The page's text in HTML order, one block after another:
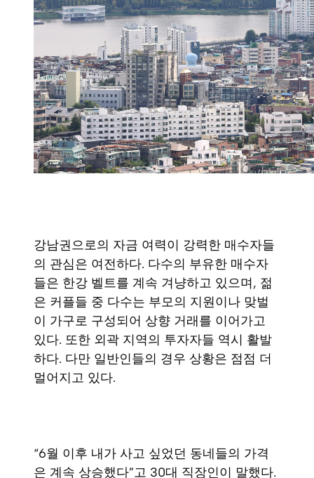
강남권으로의 자금 여력이 강력한 매수자들
의 관심은 여전하다. 다수의 부유한 매수자
들은 한강 벨트를 계속 겨냥하고 있으며, 젊
은 커플들 중 다수는 부모의 지원이나 맞벌
이 가구로 구성되어 상향 거래를 이어가고
있다. 또한 외곽 지역의 투자자들 역시 활발
하다. 다만 일반인들의 경우 상황은 점점 더
멀어지고 있다.
“6월 이후 내가 사고 싶었던 동네들의 가격
은 계속 상승했다”고 30대 직장인이 말했다.